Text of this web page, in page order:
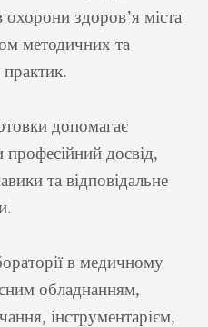
охорони здоров’я міста
методичних та
практик.
допомагає
професійний досвід,
та відповідальне
в медичному
обладнанням,
інструментарієм,